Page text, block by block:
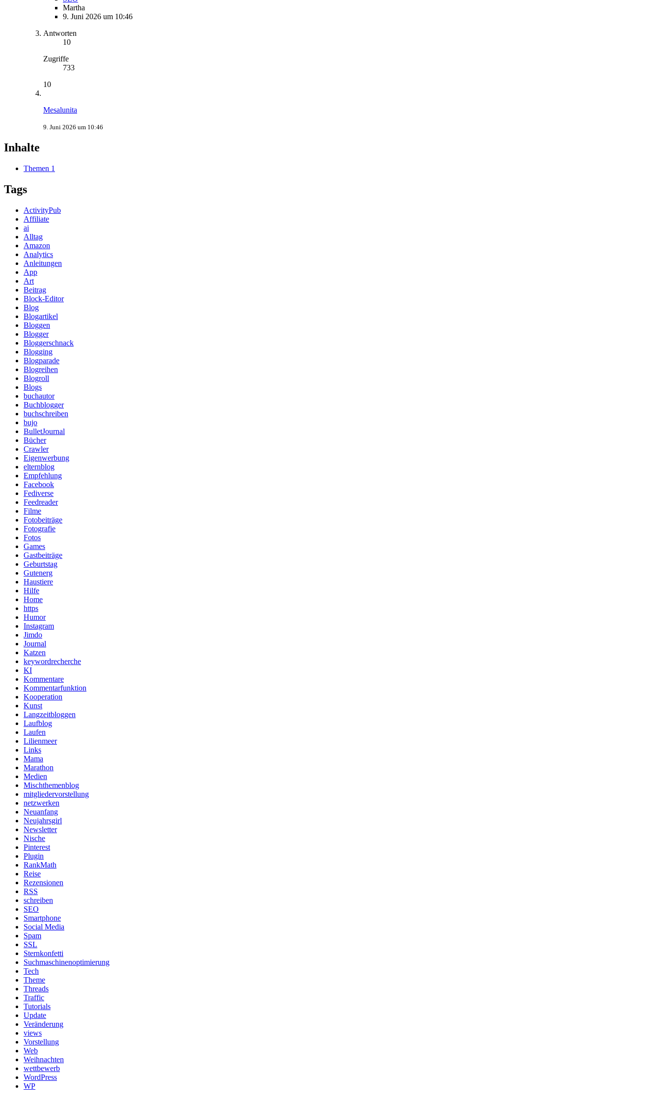
Martha
9. Juni 2026 um 10:46
Antworten
10
Zugriffe
733
10
Mesalunita
9. Juni 2026 um 10:46
Inhalte
Themen 1
Tags
ActivityPub
Affiliate
ai
Alltag
Amazon
Analytics
Anleitungen
App
Art
Beitrag
Block-Editor
Blog
Blogartikel
Bloggen
Blogger
Bloggerschnack
Blogging
Blogparade
Blogreihen
Blogroll
Blogs
buchautor
Buchblogger
buchschreiben
bujo
BulletJournal
Bücher
Crawler
Eigenwerbung
elternblog
Empfehlung
Facebook
Fediverse
Feedreader
Filme
Fotobeiträge
Fotografie
Fotos
Games
Gastbeiträge
Geburtstag
Gutenerg
Haustiere
Hilfe
Home
https
Humor
Instagram
Jimdo
Journal
Katzen
keywordrecherche
KI
Kommentare
Kommentarfunktion
Kooperation
Kunst
Langzeitbloggen
Laufblog
Laufen
Lilienmeer
Links
Mama
Marathon
Medien
Mischthemenblog
mitgliedervorstellung
netzwerken
Neuanfang
Neujahrsgirl
Newsletter
Nische
Pinterest
Plugin
RankMath
Reise
Rezensionen
RSS
schreiben
SEO
Smartphone
Social Media
Spam
SSL
Sternkonfetti
Suchmaschinenoptimierung
Tech
Theme
Threads
Traffic
Tutorials
Update
Veränderung
views
Vorstellung
Web
Weihnachten
wettbewerb
WordPress
WP